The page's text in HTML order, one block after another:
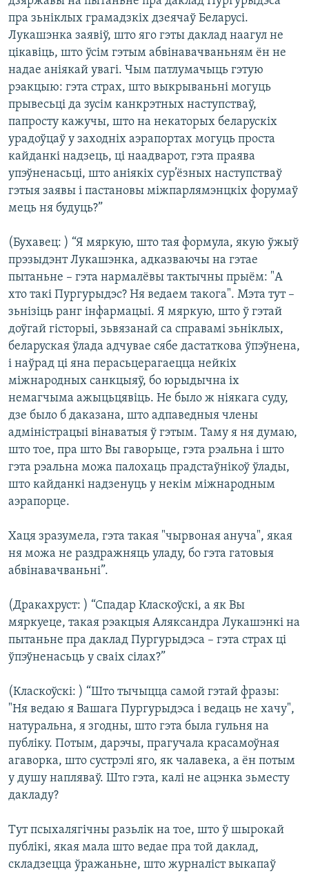
пра зьніклых грамадзкіх дзеячаў Беларусі.
Лукашэнка заявіў, што яго гэты даклад наагул не
цікавіць, што ўсім гэтым абвінавачваньням ён не
надае аніякай увагі. Чым патлумачыць гэтую
рэакцыю: гэта страх, што выкрываньні могуць
прывесьці да зусім канкрэтных наступстваў,
папросту кажучы, што на некаторых беларускіх
урадоўцаў у заходніх аэрапортах могуць проста
кайданкі надзець, ці наадварот, гэта праява
упэўненасьці, што аніякіх сур’ёзных наступстваў
гэтыя заявы і пастановы міжпарлямэнцкіх форумаў
мець ня будуць?”
(Бухавец: ) “Я мяркую, што тая формула, якую ўжыў
прэзыдэнт Лукашэнка, адказваючы на гэтае
пытаньне – гэта нармалёвы тактычны прыём: "А
хто такі Пургурыдэс? Ня ведаем такога". Мэта тут –
зьнізіць ранг інфармацыі. Я мяркую, што ў гэтай
доўгай гісторыі, зьвязанай са справамі зьніклых,
беларуская ўлада адчувае сябе дастаткова ўпэўнена,
і наўрад ці яна перасьцерагаецца нейкіх
міжнародных санкцыяў, бо юрыдычна іх
немагчыма ажыцьцявіць. Не было ж ніякага суду,
дзе было б даказана, што адпаведныя члены
адміністрацыі вінаватыя ў гэтым. Таму я ня думаю,
што тое, пра што Вы гаворыце, гэта рэальна і што
гэта рэальна можа палохаць прадстаўнікоў ўлады,
што кайданкі надзенуць у некім міжнародным
аэрапорце.
Хаця зразумела, гэта такая "чырвоная ануча", якая
ня можа не раздражняць уладу, бо гэта гатовыя
абвінавачваньні”.
(Дракахруст: ) “Спадар Класкоўскі, а як Вы
мяркуеце, такая рэакцыя Аляксандра Лукашэнкі на
пытаньне пра даклад Пургурыдэса – гэта страх ці
ўпэўненасьць у сваіх сілах?”
(Класкоўскі: ) “Што тычыцца самой гэтай фразы:
"Ня ведаю я Вашага Пургурыдэса і ведаць не хачу",
натуральна, я згодны, што гэта была гульня на
публіку. Потым, дарэчы, прагучала красамоўная
агаворка, што сустрэлі яго, як чалавека, а ён потым
у душу напляваў. Што гэта, калі не ацэнка зьместу
дакладу?
Тут псыхалягічны разьлік на тое, што ў шырокай
публікі, якая мала што ведае пра той даклад,
складзецца ўражаньне, што журналіст выкапаў